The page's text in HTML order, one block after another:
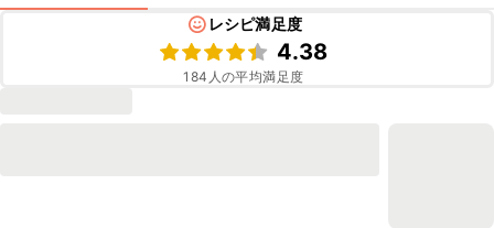
レシピ満足度
4.38
184 人の平均満足度